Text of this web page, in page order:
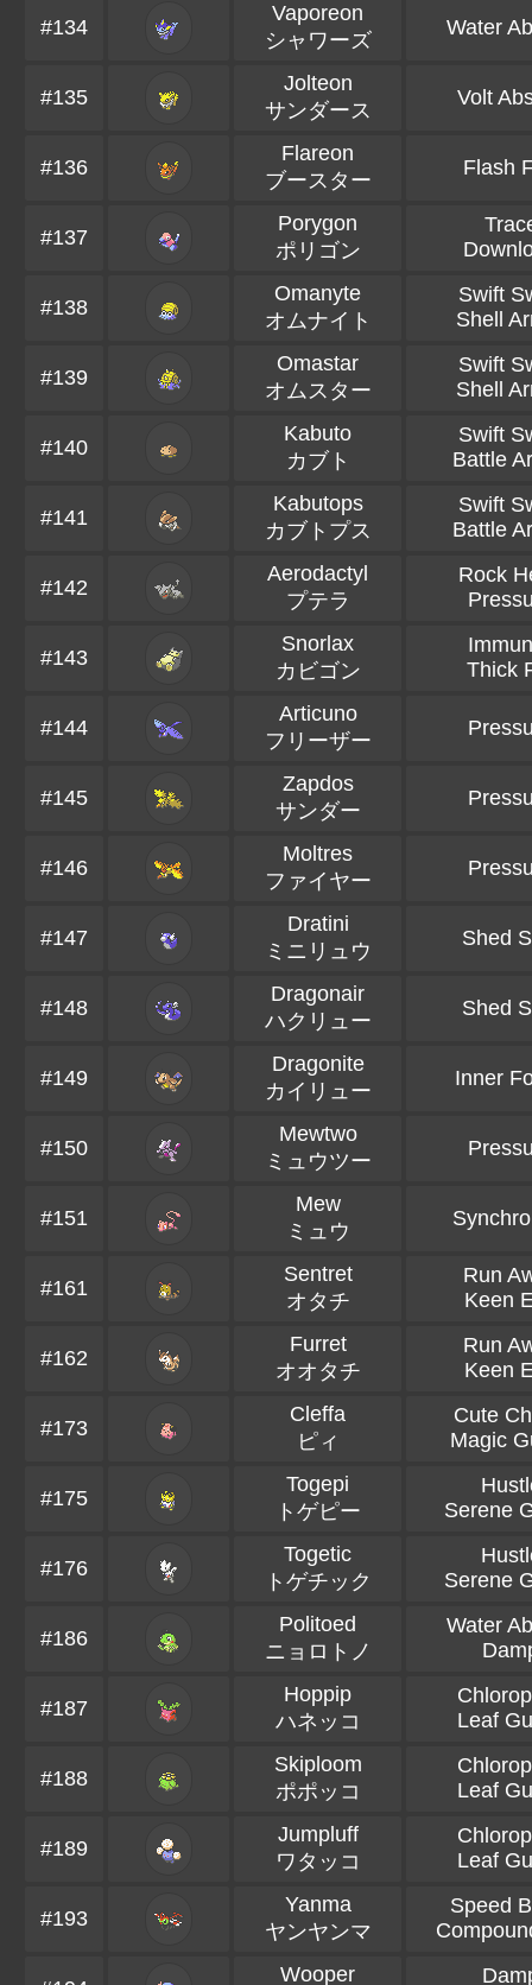
#134
Vaporeon
シャワーズ
Water
#135
Jolteon
サンダース
Volt
#136
Flareon
ブースター
Flash
#137
Porygon
ポリゴン
#138
Omanyte
オムナイト
Swift
Shell
#139
Omastar
オムスター
Swift
Shell
#140
Kabuto
カブト
Swift
Battle
#141
Kabutops
カブトプス
Swift
Battle
#142
Aerodactyl
プテラ
Rock
#143
Snorlax
カビゴン
Thick
#144
Articuno
フリーザー
#145
Zapdos
サンダー
#146
Moltres
ファイヤー
#147
Dratini
ミニリュウ
Shed
#148
Dragonair
ハクリュー
Shed
#149
Dragonite
カイリュー
Inner
#150
Mewtwo
ミュウツー
#151
Mew
ミュウ
#161
Sentret
オタチ
Run
Keen
#162
Furret
オオタチ
Run
Keen
#173
Cleffa
ピィ
Cute
Magic
#175
Togepi
トゲピー
Serene
#176
Togetic
トゲチック
Serene
#186
Politoed
ニョロトノ
Water
#187
Hoppip
ハネッコ
Leaf
#188
Skiploom
ポポッコ
Leaf
#189
Jumpluff
ワタッコ
Leaf
#193
Yanma
ヤンヤンマ
Speed
Wooper